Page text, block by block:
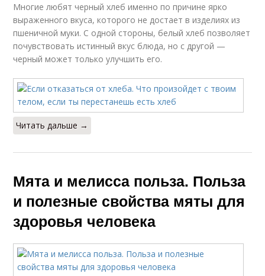
Многие любят черный хлеб именно по причине ярко
выраженного вкуса, которого не достает в изделиях из
пшеничной муки. С одной стороны, белый хлеб позволяет
почувствовать истинный вкус блюда, но с другой —
черный может только улучшить его.
Читать дальше →
Мята и мелисса польза. Польза
и полезные свойства мяты для
здоровья человека